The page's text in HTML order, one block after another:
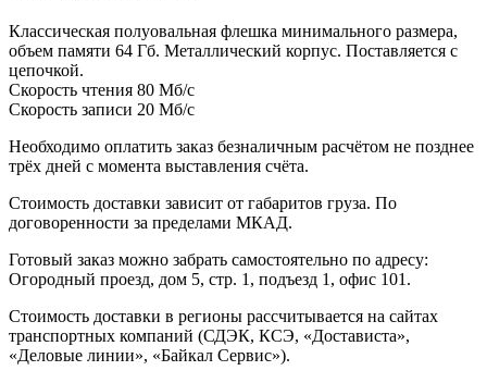
Классическая полуовальная флешка минимального размера,
объем памяти 64 Гб. Металлический корпус. Поставляется с
цепочкой.
Скорость чтения 80 Мб/с
Скорость записи 20 Мб/с
Необходимо оплатить заказ безналичным расчётом не позднее
трёх дней с момента выставления счёта.
Стоимость доставки зависит от габаритов груза. По
договоренности за пределами МКАД.
Готовый заказ можно забрать самостоятельно по адресу:
Огородный проезд, дом 5, стр. 1, подъезд 1, офис 101.
Стоимость доставки в регионы рассчитывается на сайтах
транспортных компаний (СДЭК, КСЭ, «Достависта»,
«Деловые линии», «Байкал Сервис»).